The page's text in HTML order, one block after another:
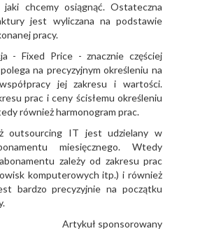
jaki chcemy osiągnąć. Ostateczna
jest wyliczana na podstawie
pracy.
- Fixed Price - znacznie częściej
na precyzyjnym określeniu na
jej zakresu i wartości.
prac i ceny ścisłemu określeniu
również harmonogram prac.
outsourcing IT jest udzielany w
miesięcznego. Wtedy
zależy od zakresu prac
komputerowych itp.) i również
bardzo precyzyjnie na początku
Artykuł sponsorowany